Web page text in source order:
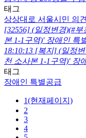
태그
상상대로 서울시민 의견
[32556] (일정변경)(#
본 1-1구역)' 장애인 특
18:10:13 [복지] (일정
천 소사본 1-1구역)' 장
태그
장애인 특별공급
1(현재페이지)
2
3
4